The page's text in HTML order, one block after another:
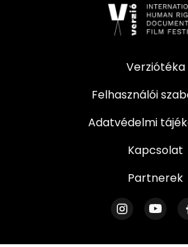
Verziótéka
Felhasználói
Adatvédelmi
Kapcsolat
Partnerek